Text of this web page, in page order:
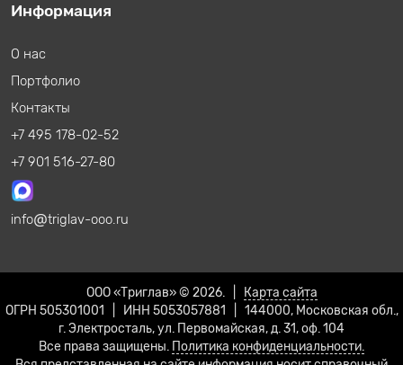
Информация
О нас
Портфолио
Контакты
+7 495 178-02-52
+7 901 516-27-80
info triglav-ooo.ru
ООО «Триглав» © 2026. |
Карта сайта
ОГРН 505301001 | ИНН 5053057881 | 144000, Московская обл.,
г. Электросталь, ул. Первомайская, д. 31, оф. 104
Все права защищены. Политика конфиденциальности.